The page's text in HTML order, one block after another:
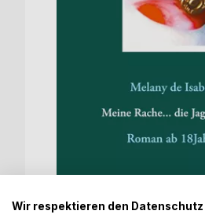
Wir respektieren den Datenschutz